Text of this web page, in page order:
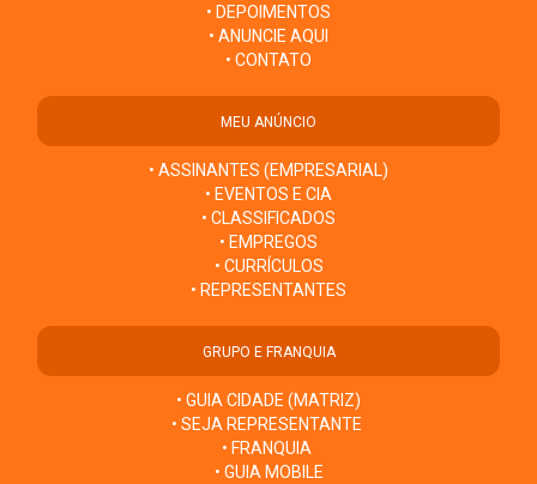
• DEPOIMENTOS
• ANUNCIE AQUI
• CONTATO
MEU ANÚNCIO
• ASSINANTES (EMPRESARIAL)
• EVENTOS E CIA
• CLASSIFICADOS
• EMPREGOS
• CURRÍCULOS
• REPRESENTANTES
GRUPO E FRANQUIA
• GUIA CIDADE (MATRIZ)
• SEJA REPRESENTANTE
• FRANQUIA
• GUIA MOBILE